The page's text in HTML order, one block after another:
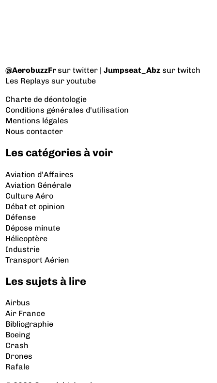
@AerobuzzFrsur twitter |Jumpseat_Abz sur twitch
Les Replays sur youtube
Charte de déontologie
Conditions générales d'utilisation
Mentions légales
Nous contacter
Les catégories à voir
Aviation d’Affaires
Aviation Générale
Culture Aéro
Débat et opinion
Défense
Dépose minute
Hélicoptère
Industrie
Transport Aérien
Les sujets à lire
Airbus
Air France
Bibliographie
Boeing
Crash
Drones
Rafale